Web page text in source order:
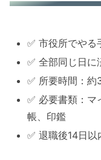
✅ 市役所でやる
✅ 全部同じ日に
✅ 所要時間：約
✅ 必要書類：
帳、印鑑
✅ 退職後14日以